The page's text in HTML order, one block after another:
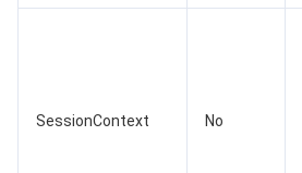
智能预问诊
智能顾问
云资源自动化 for Terraform
云原生构建
腾讯云代码分析
云开发 CloudBase
监控与运维
应用性能监控
云迁移
软件产品公告专区
SessionContext No